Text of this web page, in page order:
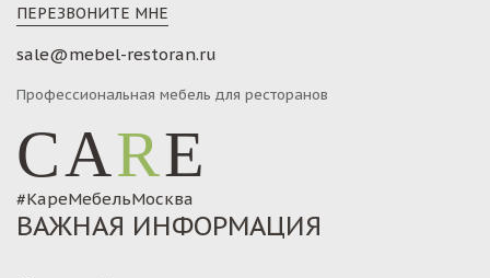
ПЕРЕЗВОНИТЕ МНЕ
sale@mebel-restoran.ru
Профессиональная мебель для ресторанов
CARE
#КареМебельМосква
ВАЖНАЯ ИНФОРМАЦИЯ